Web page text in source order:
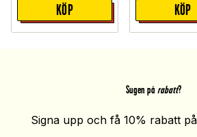
KÖP KÖP
Sugen på rabatt?
Signa upp och få 10% rabatt